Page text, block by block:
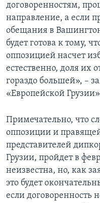
договоренностям,
направление, а если
обещания в
будет готова к тому,
оппозицией насчет
естественно, доля их
гораздо большей», –
«Европейской
Примечательно, что
оппозиции и
представителей
Грузии, пройдет в
неизвестна, но, как
это будет
если договоренность